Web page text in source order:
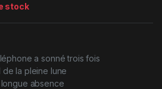
stock
a sonné trois fois
de la pleine lune
longue absence